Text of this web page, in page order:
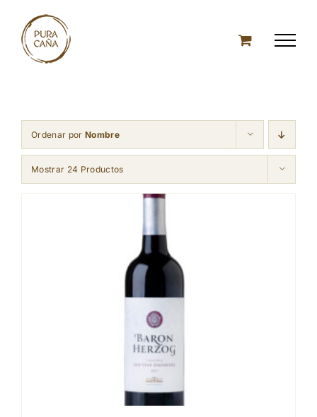
content
Ordenar por Nombre
Mostrar 24 Productos